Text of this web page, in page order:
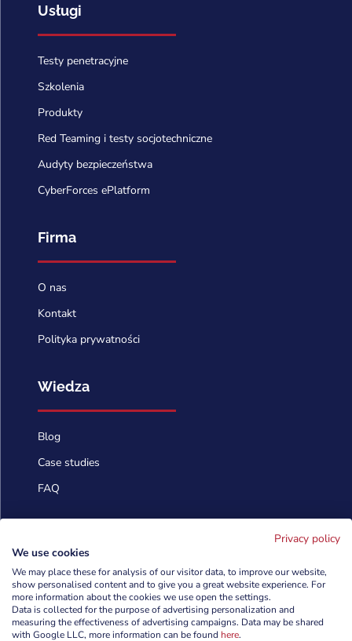
Usługi
Testy penetracyjne
Szkolenia
Produkty
Red Teaming i testy socjotechniczne
Audyty bezpieczeństwa
CyberForces ePlatform
Firma
O nas
Kontakt
Polityka prywatności
Wiedza
Blog
Case studies
FAQ
 info@cyberforces.com
 +48 505 372 810
Privacy policy
We use cookies
We may place these for analysis of our visitor data, to improve our website,
show personalised content and to give you a great website experience. For
more information about the cookies we use open the settings.
Data is collected for the purpose of advertising personalization and
measuring the effectiveness of advertising campaigns. Data may be shared
with Google LLC, more information can be found here.